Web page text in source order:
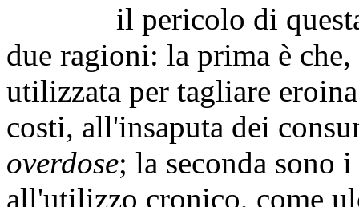
il pericolo di questa
due ragioni: la prima è
utilizzata per tagliare
costi, all'insaputa dei
overdose; la seconda sono
all'utilizzo cronico, come